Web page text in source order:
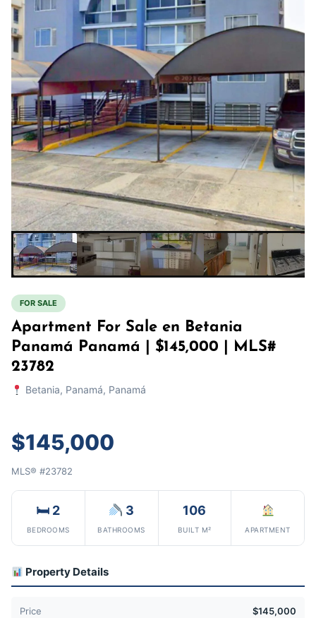
FOR SALE
Apartment For Sale en Betania
Panamá Panamá | $145,000 | MLS#
23782
Betania, Panamá, Panamá
$145,000
MLS® #23782
🛏 2
BEDROOMS
3
BATHROOMS
106
BUILT M² APARTMENT
Property Details
Price $145,000